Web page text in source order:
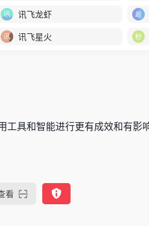
讯飞龙虾
讯飞星火
工具和智能进行更有成效和有影
看